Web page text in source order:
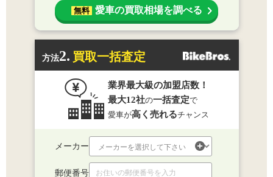
無料 愛車の買取相場を調べる
方法2. 買取一括査定
業界最大級の加盟店数！
最大12社の一括査定で
愛車が高く売れるチャンス
メーカー
郵便番号